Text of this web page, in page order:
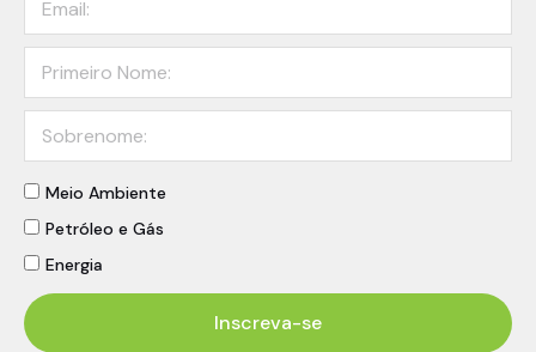
Meio Ambiente
Petróleo e Gás
Energia
Inscreva-se